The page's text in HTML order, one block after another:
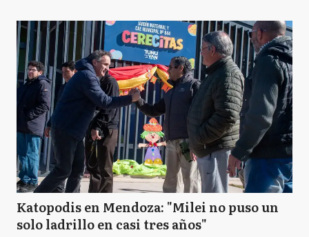
Katopodis en Mendoza: "Milei no puso un
solo ladrillo en casi tres años"